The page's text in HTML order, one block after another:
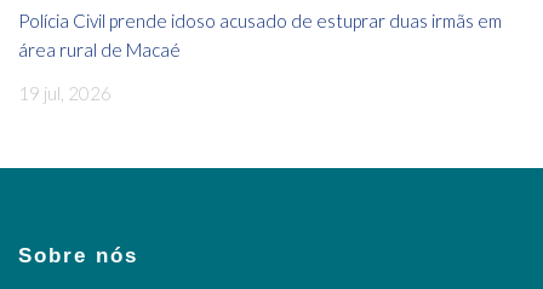
Polícia Civil prende idoso acusado de estuprar duas irmãs em
área rural de Macaé
19 jul, 2026
Sobre nós